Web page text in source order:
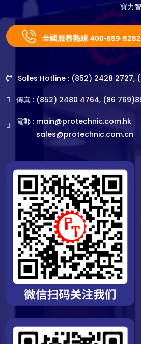
寶力
全國服務熱線 400-889-8282
Sales Hotline : (852) 2428 2727,
傳真 : (852) 2480 4764, (86
電郵 : main@protechnic.com.hk
sales@protechnic.com.cn